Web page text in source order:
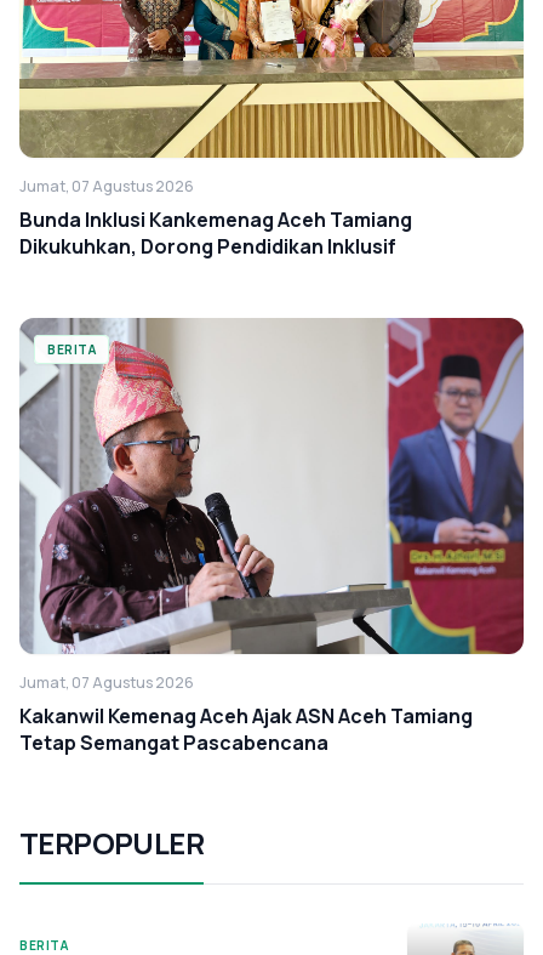
Jumat, 07 Agustus 2026
Bunda Inklusi Kankemenag Aceh Tamiang
Dikukuhkan, Dorong Pendidikan Inklusif
BERITA
Jumat, 07 Agustus 2026
Kakanwil Kemenag Aceh Ajak ASN Aceh Tamiang
Tetap Semangat Pascabencana
TERPOPULER
BERITA